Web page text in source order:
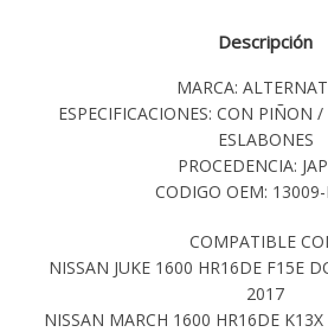
Descripción
MARCA:
ESPECIFICACIONES: CON PIÑON
ESLABONES
PROCEDENCIA:
CODIGO OEM:
COMPATIBLE
NISSAN JUKE 1600 HR16DE F15E
2017
NISSAN MARCH 1600 HR16DE